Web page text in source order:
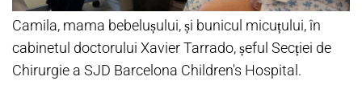
Camila, mama bebelușului, și bunicul micuțului, în
cabinetul doctorului Xavier Tarrado, șeful Secției de
Chirurgie a SJD Barcelona Children's Hospital.